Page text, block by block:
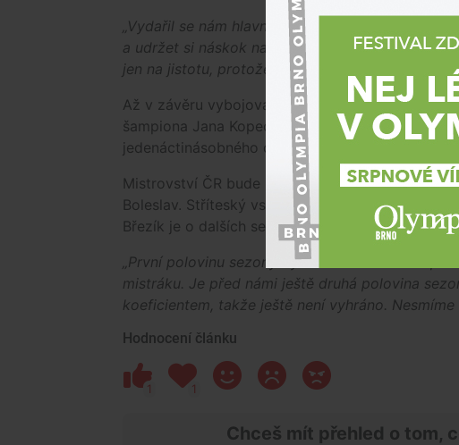
„Vydařil se nám hlavně dnešek dopoledne, kdy
a udržet si náskok na Adama, což bylo důležité,
jen na jistotu, protože Adam byl stále rychlý.
Až v závěru vybojoval bronzovou pozici Mareš,
šampiona Jana Kopeckého. V hodnocení
jedenáctinásobného domácího mistra porazil o 1,7
Mistrovství ČR bude pokračovat v polovině
Boleslav. Stříteský vstoupí do druhé poloviny
Březík je o dalších sedm bodů zpět.
„První polovinu sezony bych určitě zhodnotil
mistráku. Je před námi ještě druhá polovina
koeficientem, takže ještě není vyhráno.
Hodnocení článku
1 1
Chceš mít přehled o tom,